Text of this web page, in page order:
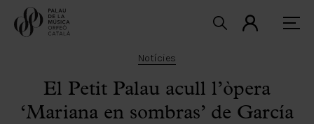
Notícies
El Petit Palau acull l’òpera
‘Mariana en sombras’ de García